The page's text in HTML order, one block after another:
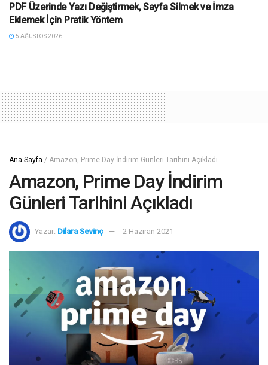
PDF Üzerinde Yazı Değiştirmek, Sayfa Silmek ve İmza
Eklemek İçin Pratik Yöntem
5 AĞUSTOS 2026
Ana Sayfa / Amazon, Prime Day İndirim Günleri Tarihini Açıkladı
Amazon, Prime Day İndirim
Günleri Tarihini Açıkladı
Yazar: Dilara Sevinç 2 Haziran 2021